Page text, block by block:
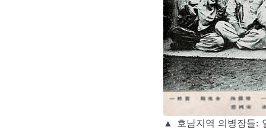
▲ 호남지역 의병장들: